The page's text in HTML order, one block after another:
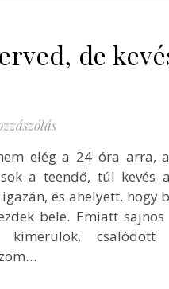
de
elég a 24 óra arra,
a teendő, túl kevés
és ahelyett, hogy
bele. Emiatt sajnos
kimerülök, csalódott